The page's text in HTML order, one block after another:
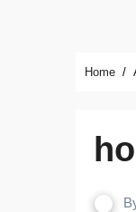
Home